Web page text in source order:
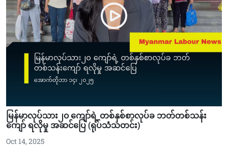
မြန်မာလုပ်သား၂၀ ကျော်ရဲ့ တစ်နှစ်စာလုပ်ခ ဘတ်တစ်သန်း
ကျော် ရလိုမှု အဆင်ပြေ (ရုပ်သံသတင်း)
Oct 14, 2025